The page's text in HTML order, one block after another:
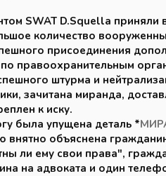
SWAT D.Squella
количество
присоединения
правоохранительным
штурма и
зачитана миранда,
к иску.
была упущена деталь *
объяснена
ли ему свои права",
на адвоката и один